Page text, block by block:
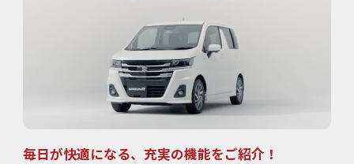
毎日が快適になる、充実の機能をご紹介！